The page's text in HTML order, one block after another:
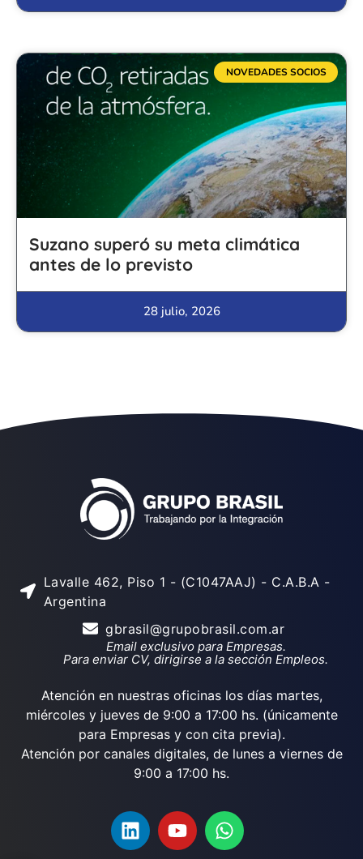
NOVEDADES SOCIOS
Suzano superó su meta climática
antes de lo previsto
28 julio, 2026
Lavalle 462, Piso 1 - (C1047AAJ) - C.A.B.A -
Argentina
gbrasil@grupobrasil.com.ar
Email exclusivo para Empresas.
Para enviar CV, dirigirse a la sección Empleos.
Atención en nuestras oficinas los días martes,
miércoles y jueves de 9:00 a 17:00 hs. (únicamente
para Empresas y con cita previa).
Atención por canales digitales, de lunes a viernes de
9:00 a 17:00 hs.